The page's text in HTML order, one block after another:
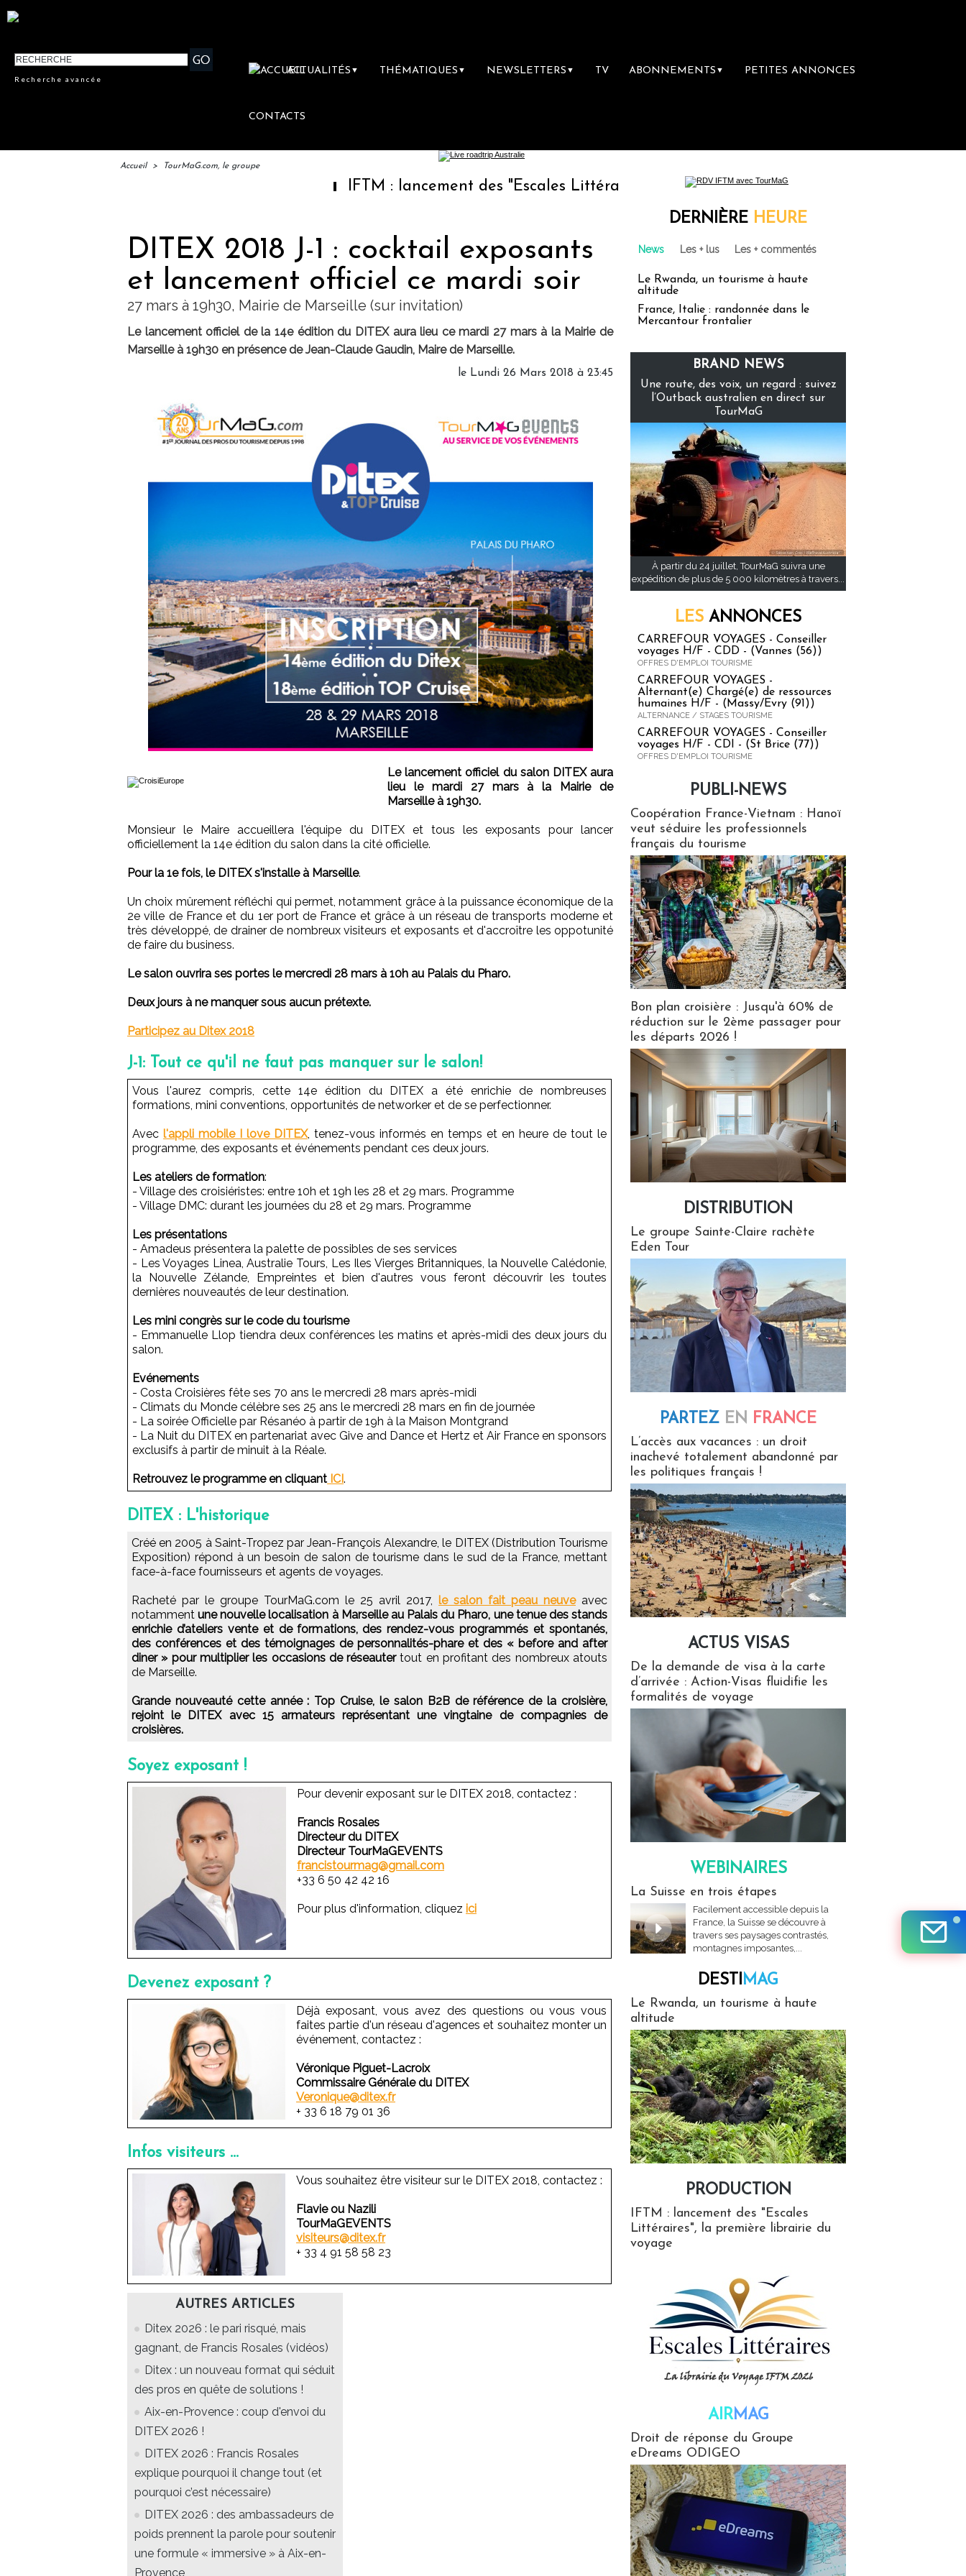
Recherche avancée
ACTUALITÉS ▼ THÉMATIQUES ▼ NEWSLETTERS ▼ TV ABONNEMENTS ▼ PETITES ANNONCES
CONTACTS
Accueil > TourMaG.com, le groupe
IFTM : lancement des "Escales Littéraires", la première librairie du voyage
DITEX 2018 J-1 : cocktail exposants
et lancement officiel ce mardi soir
27 mars à 19h30, Mairie de Marseille (sur invitation)
Le lancement officiel de la 14e édition du DITEX aura lieu ce mardi 27 mars à la Mairie de
Marseille à 19h30 en présence de Jean-Claude Gaudin, Maire de Marseille.
le Lundi 26 Mars 2018 à 23:45
Le lancement officiel du salon DITEX aura
lieu le mardi 27 mars à la Mairie de
Marseille à 19h30.
Monsieur le Maire accueillera l'équipe du DITEX et tous les exposants pour lancer
officiellement la 14e édition du salon dans la cité officielle.
Pour la 1e fois, le DITEX s'installe à Marseille.
Un choix mûrement réfléchi qui permet, notamment grâce à la puissance économique de la
2e ville de France et du 1er port de France et grâce à un réseau de transports moderne et
très développé, de drainer de nombreux visiteurs et exposants et d'accroître les oppotunité
de faire du business.
Le salon ouvrira ses portes le mercredi 28 mars à 10h au Palais du Pharo.
Deux jours à ne manquer sous aucun prétexte.
Participez au Ditex 2018
J-1: Tout ce qu'il ne faut pas manquer sur le salon!
Vous l'aurez compris, cette 14e édition du DITEX a été enrichie de nombreuses
formations, mini conventions, opportunités de networker et de se perfectionner.
Avec l'appli mobile I love DITEX, tenez-vous informés en temps et en heure de tout le
programme, des exposants et événements pendant ces deux jours.
Les ateliers de formation:
- Village des croisiéristes: entre 10h et 19h les 28 et 29 mars. Programme
- Village DMC: durant les journées du 28 et 29 mars. Programme
Les présentations
- Amadeus présentera la palette de possibles de ses services
- Les Voyages Linea, Australie Tours, Les Iles Vierges Britanniques, la Nouvelle Calédonie,
la Nouvelle Zélande, Empreintes et bien d'autres vous feront découvrir les toutes
dernières nouveautés de leur destination.
Les mini congrès sur le code du tourisme
- Emmanuelle Llop tiendra deux conférences les matins et après-midi des deux jours du
salon.
Evénements
- Costa Croisières fête ses 70 ans le mercredi 28 mars après-midi
- Climats du Monde célèbre ses 25 ans le mercredi 28 mars en fin de journée
- La soirée Officielle par Résanéo à partir de 19h à la Maison Montgrand
- La Nuit du DITEX en partenariat avec Give and Dance et Hertz et Air France en sponsors
exclusifs à partir de minuit à la Réale.
Retrouvez le programme en cliquant ICI.
DITEX : L'historique
Créé en 2005 à Saint-Tropez par Jean-François Alexandre, le DITEX (Distribution Tourisme
Exposition) répond à un besoin de salon de tourisme dans le sud de la France, mettant
face-à-face fournisseurs et agents de voyages.
Racheté par le groupe TourMaG.com le 25 avril 2017, le salon fait peau neuveavec
notammentune nouvelle localisation à Marseille au Palais du Pharo, une tenue des stands
enrichie d’ateliers vente et de formations, des rendez-vous programmés et spontanés,
des conférences et des témoignages de personnalités-phare et des « before and after
diner » pour multiplier les occasions de réseautertout en profitant des nombreux atouts
de Marseille.
Grande nouveauté cette année : Top Cruise, le salon B2B de référence de la croisière,
rejoint le DITEX avec 15 armateurs représentant une vingtaine de compagnies de
croisières.
Soyez exposant !
Pour devenir exposant sur le DITEX 2018, contactez :
Francis Rosales
Directeur du DITEX
Directeur TourMaGEVENTS
francistourmag@gmail.com
+33 6 50 42 42 16
Pour plus d'information, cliquez ici
Devenez exposant ?
Déjà exposant, vous avez des questions ou vous vous
faites partie d'un réseau d'agences et souhaitez monter un
événement, contactez :
Véronique Piguet-Lacroix
Commissaire Générale du DITEX
Veronique@ditex.fr
+ 33 6 18 79 01 36
Infos visiteurs ...
Vous souhaitez être visiteur sur le DITEX 2018, contactez :
Flavie ou Nazili
TourMaGEVENTS
visiteurs@ditex.fr
+ 33 4 91 58 58 23
AUTRES ARTICLES
Ditex 2026 : le pari risqué, mais
gagnant, de Francis Rosales (vidéos)
Ditex : un nouveau format qui séduit
des pros en quête de solutions !
Aix-en-Provence : coup d'envoi du
DITEX 2026 !
DITEX 2026 : Francis Rosales
explique pourquoi il change tout (et
pourquoi c’est nécessaire)
DITEX 2026 : des ambassadeurs de
poids prennent la parole pour soutenir
une formule « immersive » à Aix-en-
Provence
DERNIÈRE HEURE
News Les + lus Les + commentés
Le Rwanda, un tourisme à haute
altitude
France, Italie : randonnée dans le
Mercantour frontalier
BRAND NEWS
Une route, des voix, un regard : suivez
l’Outback australien en direct sur
TourMaG
À partir du 24 juillet, TourMaG suivra une
expédition de plus de 5 000 kilomètres à travers...
LES ANNONCES
CARREFOUR VOYAGES - Conseiller
voyages H/F - CDD - (Vannes (56))
OFFRES D'EMPLOI TOURISME
CARREFOUR VOYAGES -
Alternant(e) Chargé(e) de ressources
humaines H/F - (Massy/Evry (91))
ALTERNANCE / STAGES TOURISME
CARREFOUR VOYAGES - Conseiller
voyages H/F - CDI - (St Brice (77))
OFFRES D'EMPLOI TOURISME
PUBLI-NEWS
Coopération France-Vietnam : Hanoï
veut séduire les professionnels
français du tourisme
Bon plan croisière : Jusqu'à 60% de
réduction sur le 2ème passager pour
les départs 2026 !
DISTRIBUTION
Le groupe Sainte-Claire rachète
Eden Tour
PARTEZ EN FRANCE
L’accès aux vacances : un droit
inachevé totalement abandonné par
les politiques français !
ACTUS VISAS
De la demande de visa à la carte
d’arrivée : Action-Visas fluidifie les
formalités de voyage
WEBINAIRES
La Suisse en trois étapes
Facilement accessible depuis la
France, la Suisse se découvre à
travers ses paysages contrastés,
montagnes imposantes,...
DESTIMAG
Le Rwanda, un tourisme à haute
altitude
PRODUCTION
IFTM : lancement des "Escales
Littéraires", la première librairie du
voyage
AIRMAG
Droit de réponse du Groupe
eDreams ODIGEO